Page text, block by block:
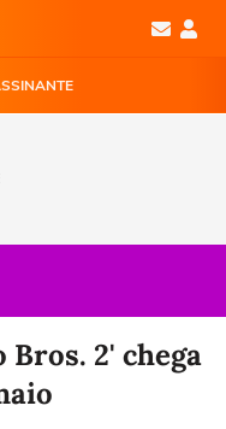
2' chega